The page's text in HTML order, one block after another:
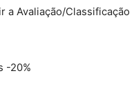
a Avaliação/Classificação
-20%